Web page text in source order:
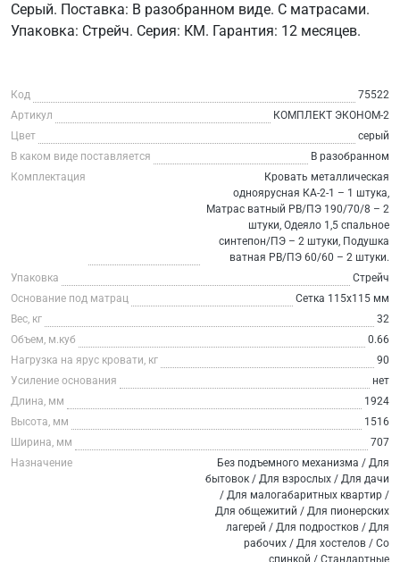
Серый. Поставка: В разобранном виде. С матрасами.
Упаковка: Стрейч. Серия: КМ. Гарантия: 12 месяцев.
Код
75522
Артикул
КОМПЛЕКТ ЭКОНОМ-2
Цвет
серый
В каком виде поставляется
В разобранном
Комплектация
Кровать металлическая
одноярусная КА-2-1 – 1 штука,
Матрас ватный РВ/ПЭ 190/70/8 – 2
штуки, Одеяло 1,5 спальное
синтепон/ПЭ – 2 штуки, Подушка
ватная РВ/ПЭ 60/60 – 2 штуки.
Упаковка
Стрейч
Основание под матрац
Сетка 115х115 мм
Вес, кг
32
Объем, м.куб
0.66
Нагрузка на ярус кровати, кг
90
Усиление основания
нет
Длина, мм
1924
Высота, мм
1516
Ширина, мм
707
Назначение
Без подъемного механизма / Для
бытовок / Для взрослых / Для дачи
/ Для малогабаритных квартир /
Для общежитий / Для пионерских
лагерей / Для подростков / Для
рабочих / Для хостелов / Со
спинкой / Стандартные